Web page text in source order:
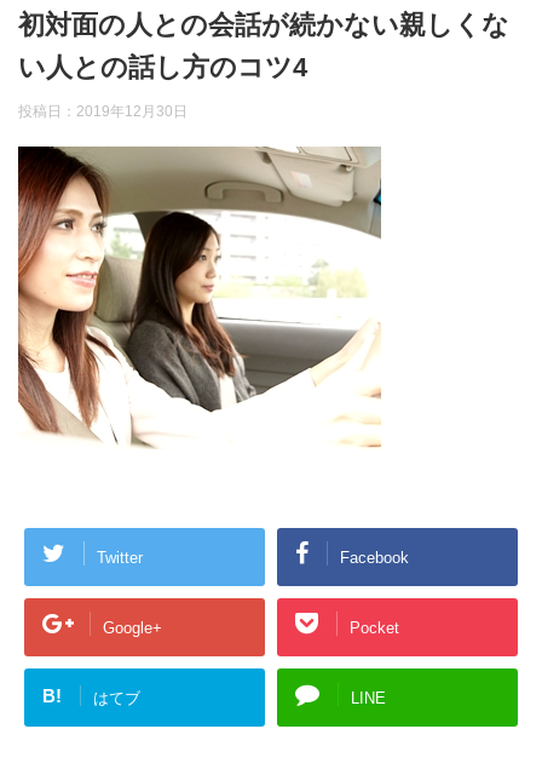
初対面の人との会話が続かない親しくな
い人との話し方のコツ4
投稿日： 2019年12月30日
Twitter Facebook
Google+ Pocket
B! はてブ LINE